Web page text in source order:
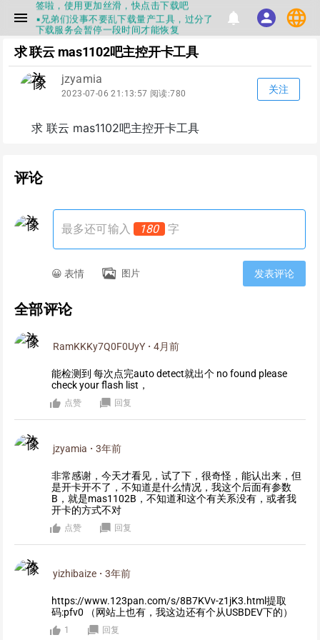
menu
签啦，使用更加丝滑，快点击下载吧
▪兄弟们没事不要乱下载量产工具，过分了
下载服务会暂停一段时间才能恢复
本来就有不确定性，任何第三方工具提供的
数据都不要100%相信，包括量产工具都不
一定可信的，因为数据都可以改，一定要有
正确的认知，不要随大流
▪如果发现数据有错误，或者存在误导，欢
指导性数据
▪Flashinfo APP更新技术规格和量产工具标
notifications person language
求 联云 mas1102吧主控开卡工具
jzyamia
2023-07-06 21:13:57 阅读:780 关注
求 联云 mas1102吧主控开卡工具
评论
最多还可输入 180 字
😀 表情 图片 发表评论
全部评论
RamKKKy7Q0F0UyY · 4月前
能检测到 每次点完auto detect就出个 no found please
check your flash list，
点赞 回复
jzyamia · 3年前
非常感谢，今天才看见，试了下，很奇怪，能认出来，但
是开卡开不了，不知道是什么情况，我这个后面有参数
B，就是mas1102B，不知道和这个有关系没有，或者我
开卡的方式不对
点赞 回复
yizhibaize · 3年前
https://www.123pan.com/s/8B7KVv-z1jK3.html提取
码:pfv0 （网站上也有，我这边还有个从USBDEV下的）
1 回复